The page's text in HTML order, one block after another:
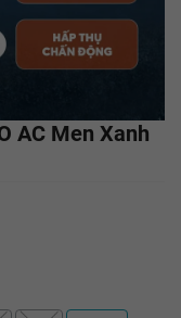
AC Men Xanh